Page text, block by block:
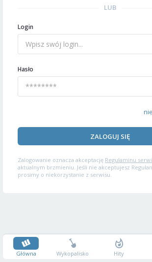
LUB
Login
Hasło
ZALOGUJ SIĘ
Zalogowanie oznacza akceptację Regulaminu
aktualnym brzmieniu. Jeśli nie akceptujesz
prosimy o niekorzystanie z serwisu.
Główna Wykopalisko Hity